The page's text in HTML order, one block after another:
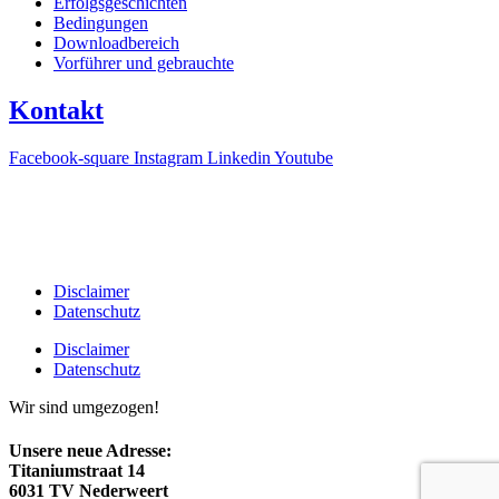
Bedingungen
Downloadbereich
Vorführer und gebrauchte
Kontakt
Facebook-square Instagram Linkedin Youtube
Disclaimer
Datenschutz
Disclaimer
Datenschutz
Wir sind umgezogen!
Unsere neue Adresse:
Titaniumstraat 14
6031 TV Nederweert